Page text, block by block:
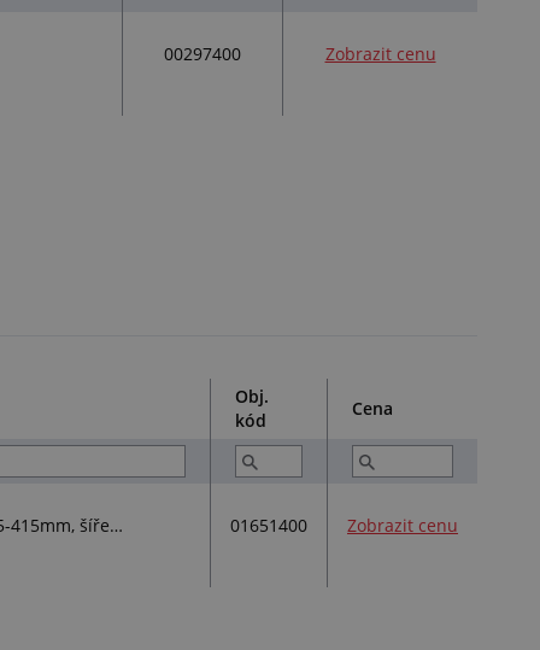
00297400 Zobrazit cenu
Obj.
kód
Cena
Spona 212 pro uzemnění na spirální hadice s pravotočivou spirálou, DN 400-405mm, rozsah upínání 395-415mm, šíře pásky 12mm 01651400 Zobrazit cenu